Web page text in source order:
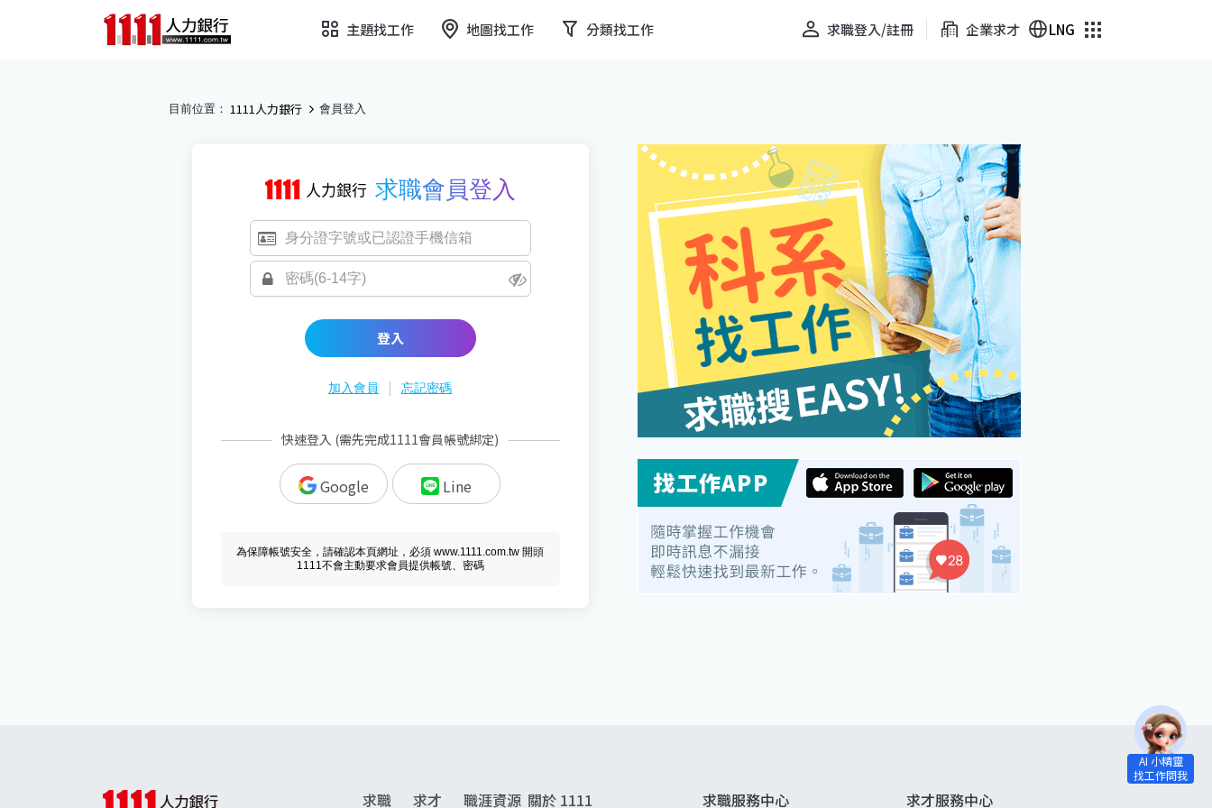
主題找工作 地圖找工作 分類找工作 求職登入/註冊 企業求才 LNG
目前位置： 1111人力銀行 會員登入
求職會員登入
登入
加入會員 | 忘記密碼
快速登入 (需先完成1111會員帳號綁定)
Google Line
為保障帳號安全，請確認本頁網址，必須 www.1111.com.tw 開頭
1111不會主動要求會員提供帳號、密碼
求職 求才 職涯資源 關於 1111 求職服務中心 求才服務中心